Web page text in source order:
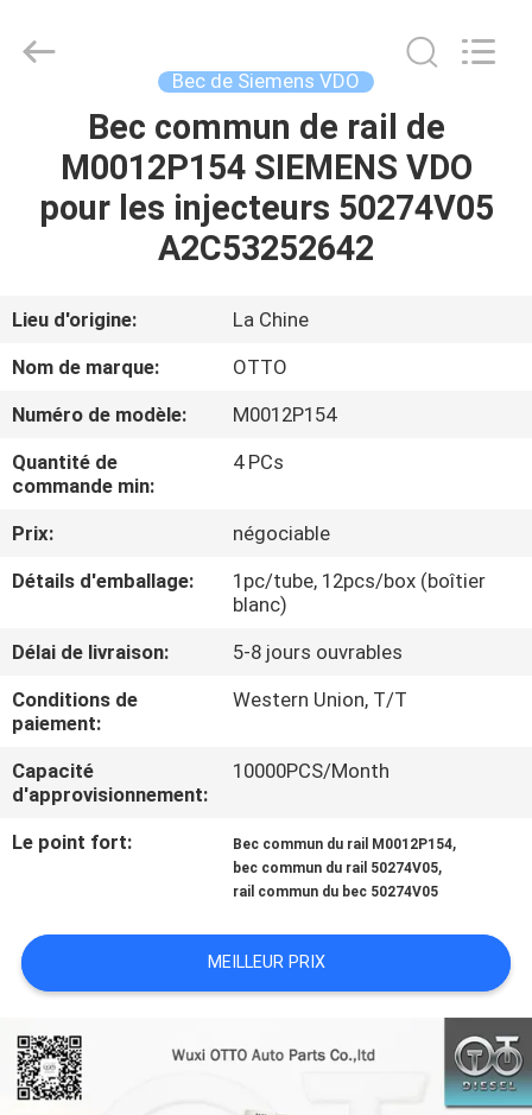
MAISON
À
PROPOS
NOUS
DE
L'USINE
CONTRÔLE
QUALITÉ
CONTACTEZ-
NOUVELLES
AFFAIRES
OTTO
AUTO
Bec de Siemens VDO
Bec commun de rail de
M0012P154 SIEMENS VDO
pour les injecteurs 50274V05
A2C53252642
Lieu d'origine:
La Chine
Nom de marque:
OTTO
Numéro de modèle:
M0012P154
Quantité de
commande min:
4 PCs
Prix:
négociable
Détails d'emballage:
1pc/tube, 12pcs/box (boîtier
blanc)
Délai de livraison:
5-8 jours ouvrables
Conditions de
paiement:
Western Union, T/T
Capacité
d'approvisionnement:
10000PCS/Month
Le point fort: Bec commun du rail M0012P154,
bec commun du rail 50274V05,
rail commun du bec 50274V05
MEILLEUR PRIX